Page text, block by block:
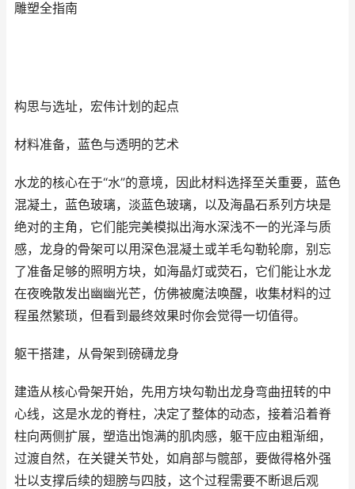
雕塑全指南
构思与选址，宏伟计划的起点
材料准备，蓝色与透明的艺术
水龙的核心在于“水”的意境，因此材料选择至关重要，蓝色
混凝土，蓝色玻璃，淡蓝色玻璃，以及海晶石系列方块是
绝对的主角，它们能完美模拟出海水深浅不一的光泽与质
感，龙身的骨架可以用深色混凝土或羊毛勾勒轮廓，别忘
了准备足够的照明方块，如海晶灯或荧石，它们能让水龙
在夜晚散发出幽幽光芒，仿佛被魔法唤醒，收集材料的过
程虽然繁琐，但看到最终效果时你会觉得一切值得。
躯干搭建，从骨架到磅礴龙身
建造从核心骨架开始，先用方块勾勒出龙身弯曲扭转的中
心线，这是水龙的脊柱，决定了整体的动态，接着沿着脊
柱向两侧扩展，塑造出饱满的肌肉感，躯干应由粗渐细，
过渡自然，在关键关节处，如肩部与髋部，要做得格外强
壮以支撑后续的翅膀与四肢，这个过程需要不断退后观